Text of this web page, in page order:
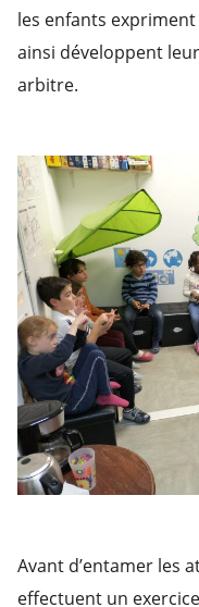
les enfants
ainsi développent
arbitre.
Avant d’entamer les
effectuent un